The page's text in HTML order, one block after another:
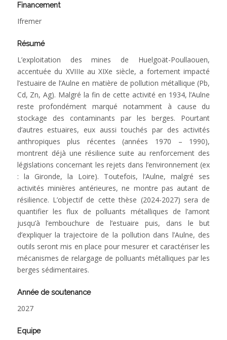
Financement
Ifremer
Résumé
L’exploitation des mines de Huelgoät-Poullaouen,
accentuée du XVIIIe au XIXe siècle, a fortement impacté
l’estuaire de l’Aulne en matière de pollution métallique (Pb,
Cd, Zn, Ag). Malgré la fin de cette activité en 1934, l’Aulne
reste profondément marqué notamment à cause du
stockage des contaminants par les berges. Pourtant
d’autres estuaires, eux aussi touchés par des activités
anthropiques plus récentes (années 1970 – 1990),
montrent déjà une résilience suite au renforcement des
législations concernant les rejets dans l’environnement (ex
: la Gironde, la Loire). Toutefois, l’Aulne, malgré ses
activités minières antérieures, ne montre pas autant de
résilience. L’objectif de cette thèse (2024-2027) sera de
quantifier les flux de polluants métalliques de l’amont
jusqu’à l’embouchure de l’estuaire puis, dans le but
d’expliquer la trajectoire de la pollution dans l’Aulne, des
outils seront mis en place pour mesurer et caractériser les
mécanismes de relargage de polluants métalliques par les
berges sédimentaires.
Année de soutenance
2027
Equipe